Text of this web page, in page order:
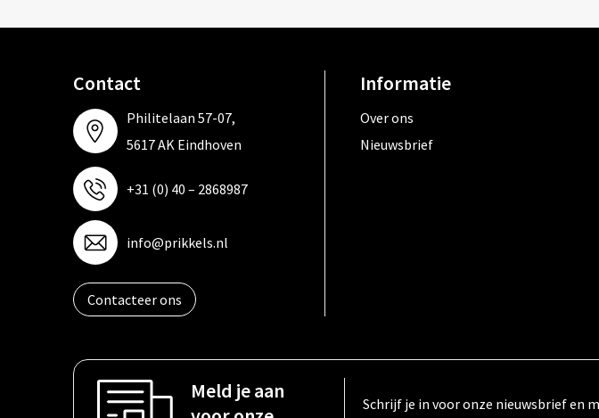
Contact
Philitelaan 57-07,
5617 AK Eindhoven
+31 (0) 40 – 2868987
info@prikkels.nl
Contacteer ons
Informatie
Over ons
Nieuwsbrief
Meld je aan
Schrijf je in voor onze nieuwsbrief en